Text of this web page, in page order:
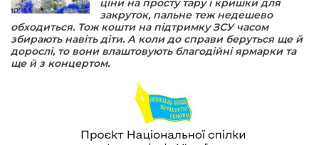
ціни на просту тару і кришки для
закруток, пальне теж недешево
обходиться. Тож кошти на підтримку ЗСУ часом
збирають навіть діти. А коли до справи беруться ще й
дорослі, то вони влаштовують благодійні ярмарки та
ще й з концертом.